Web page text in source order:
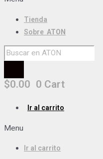
Tienda
Sobre ATON
$0.00 0 Cart
Ir al carrito
Menu
Ir al carrito